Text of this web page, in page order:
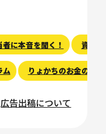
に本音を聞く！ 資産
ム りょかちのお金のハナ
広告出稿について